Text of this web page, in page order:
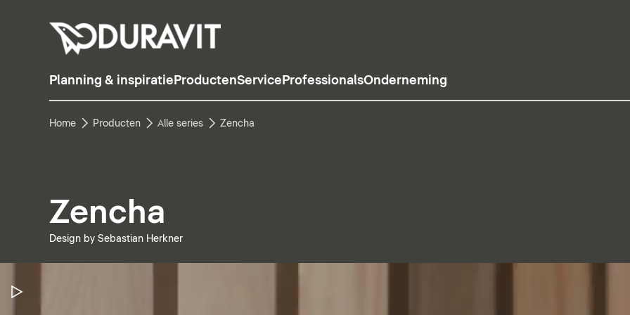
Planning & inspiratie ProductenService ProfessionalsOnderneming
Home Producten Alle series Zencha
Zencha
Design by Sebastian Herkner
Video pauzeren